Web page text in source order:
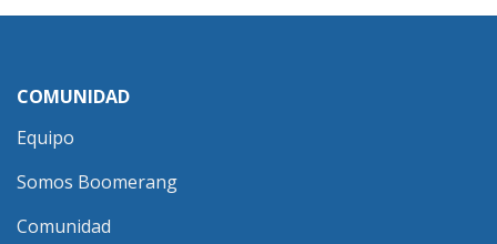
COMUNIDAD
Equipo
Somos Boomerang
Comunidad